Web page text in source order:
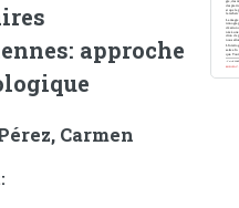
approche
Carmen